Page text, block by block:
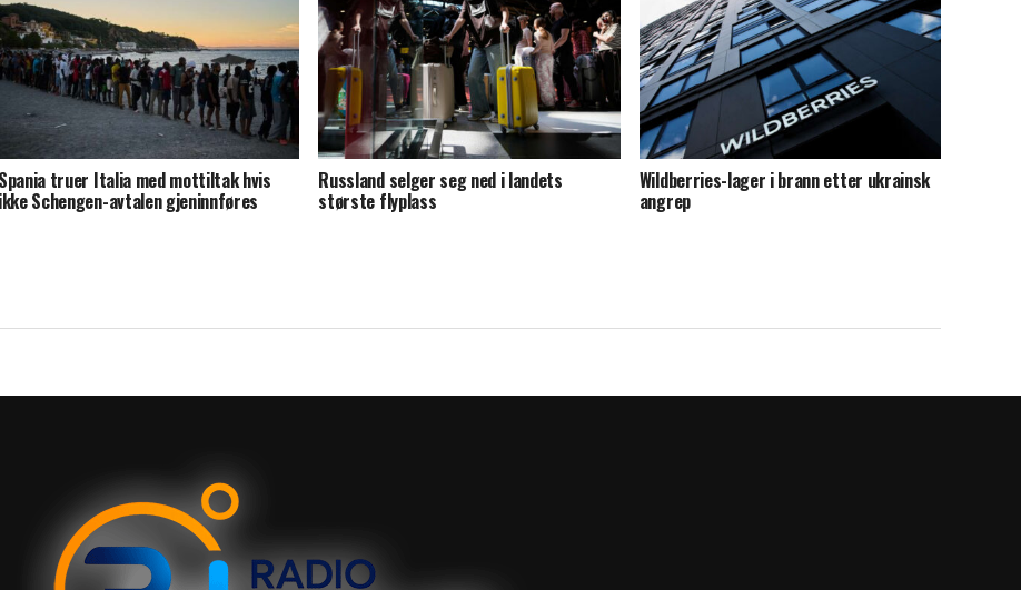
Spania truer Italia med mottiltak hvis
ikke Schengen-avtalen gjeninnføres
Russland selger seg ned i landets
største flyplass
Wildberries-lager i brann etter ukrainsk
angrep